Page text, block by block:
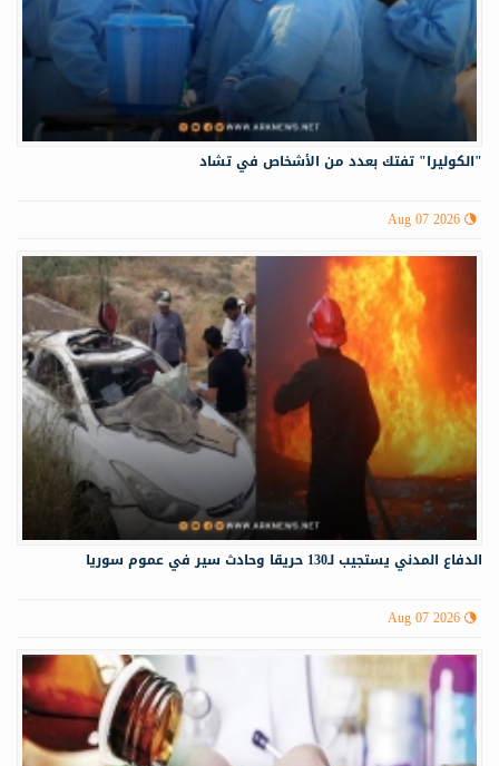
"الكوليرا" تفتك بعدد من الأشخاص في تشاد
Aug 07 2026
الدفاع المدني يستجيب لـ130 حريقا وحادث سير في عموم سوريا
Aug 07 2026